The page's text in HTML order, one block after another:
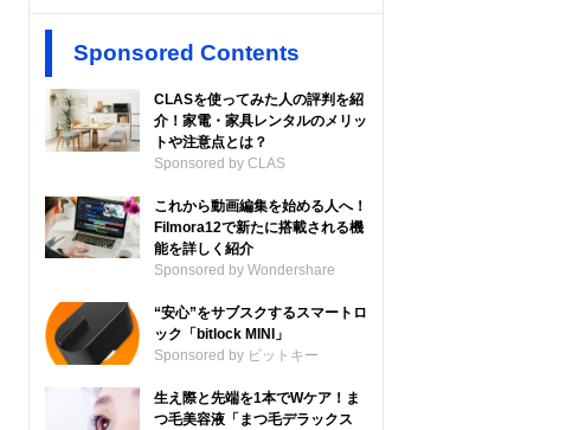
Sponsored Contents
CLASを使ってみた人の評判を紹
介！家電・家具レンタルのメリッ
トや注意点とは？
Sponsored by CLAS
これから動画編集を始める人へ！
Filmora12で新たに搭載される機
能を詳しく紹介
Sponsored by Wondershare
“安心”をサブスクするスマートロ
ック「bitlock MINI」
Sponsored by ビットキー
生え際と先端を1本でWケア！ま
つ毛美容液「まつ毛デラックス